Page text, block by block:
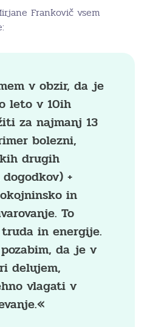
Frankovič vsem
v obzir, da je
leto v 10ih
za najmanj 13
bolezni,
drugih
+
in
To
in energije.
da je v
delujem,
vlagati v